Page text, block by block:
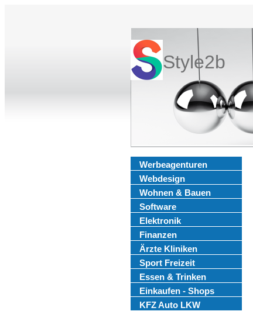
Style2b
Werbeagenturen
Webdesign
Wohnen & Bauen
Software
Elektronik
Finanzen
Ärzte Kliniken
Sport Freizeit
Essen & Trinken
Einkaufen - Shops
KFZ Auto LKW